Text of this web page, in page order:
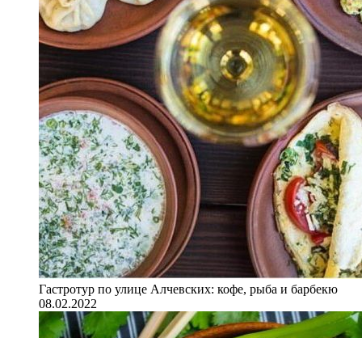
Гастротур по улице Алчевских: кофе, рыба и барбекю
08.02.2022